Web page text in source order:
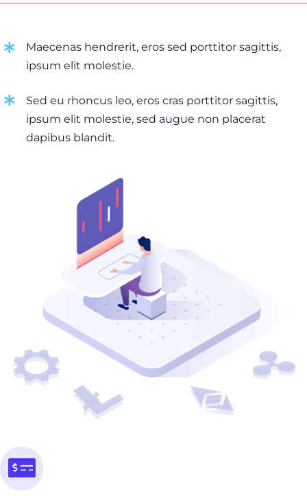
Maecenas hendrerit, eros sed porttitor sagittis,
ipsum elit molestie.
Sed eu rhoncus leo, eros cras porttitor sagittis,
ipsum elit molestie, sed augue non placerat
dapibus blandit.